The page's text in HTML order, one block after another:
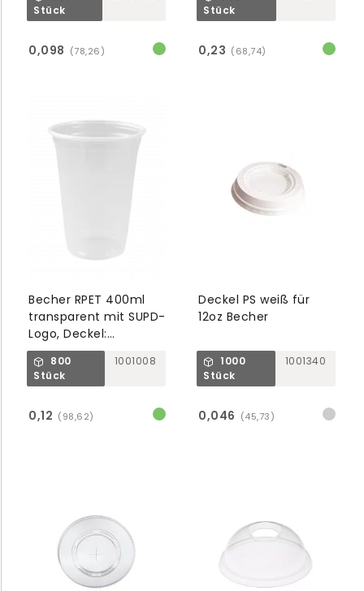
Stück
0,098 (78,26)
Stück
0,23 (68,74)
Becher RPET 400ml
transparent mit SUPD-
Logo, Deckel:
1000511/512/513
800
Stück
1001008
0,12 (98,62)
Deckel PS weiß für
12oz Becher
1000
Stück
1001340
0,046 (45,73)